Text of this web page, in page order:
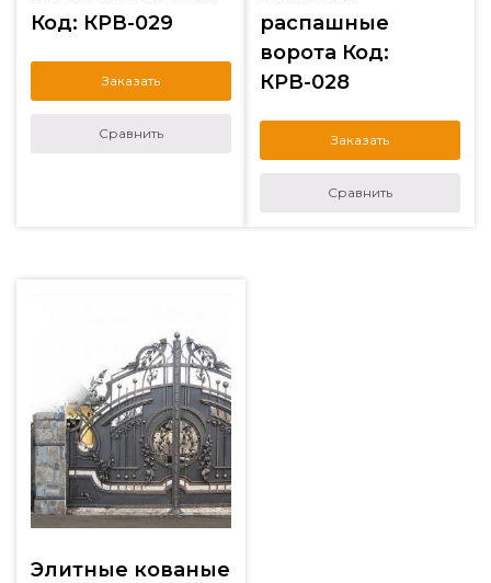
Код: КРВ-029
Заказать
Сравнить
распашные
ворота Код:
КРВ-028
Заказать
Сравнить
Элитные кованые